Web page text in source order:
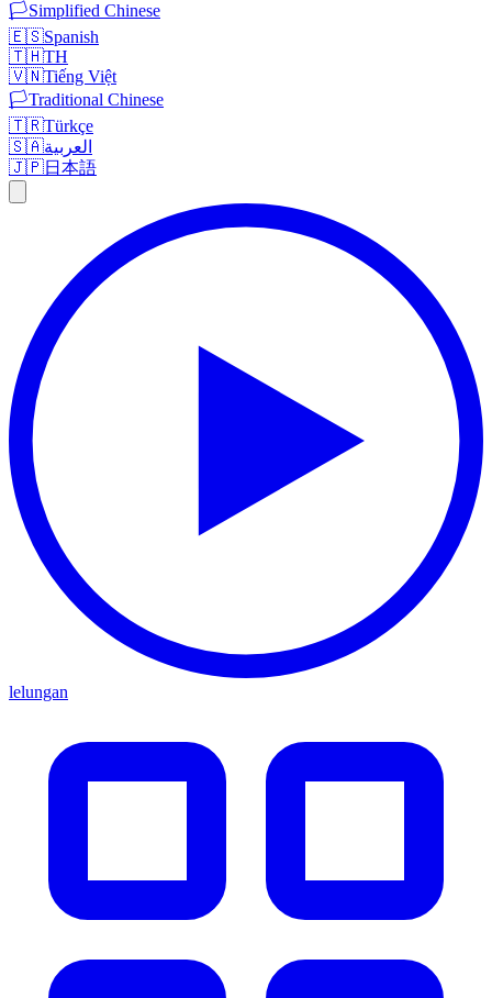
🏳️Simplified Chinese
🇪🇸Spanish
🇹🇭TH
🇻🇳Tiếng Việt
🏳️Traditional Chinese
🇹🇷Türkçe
🇸🇦العربية
🇯🇵日本語
lelungan